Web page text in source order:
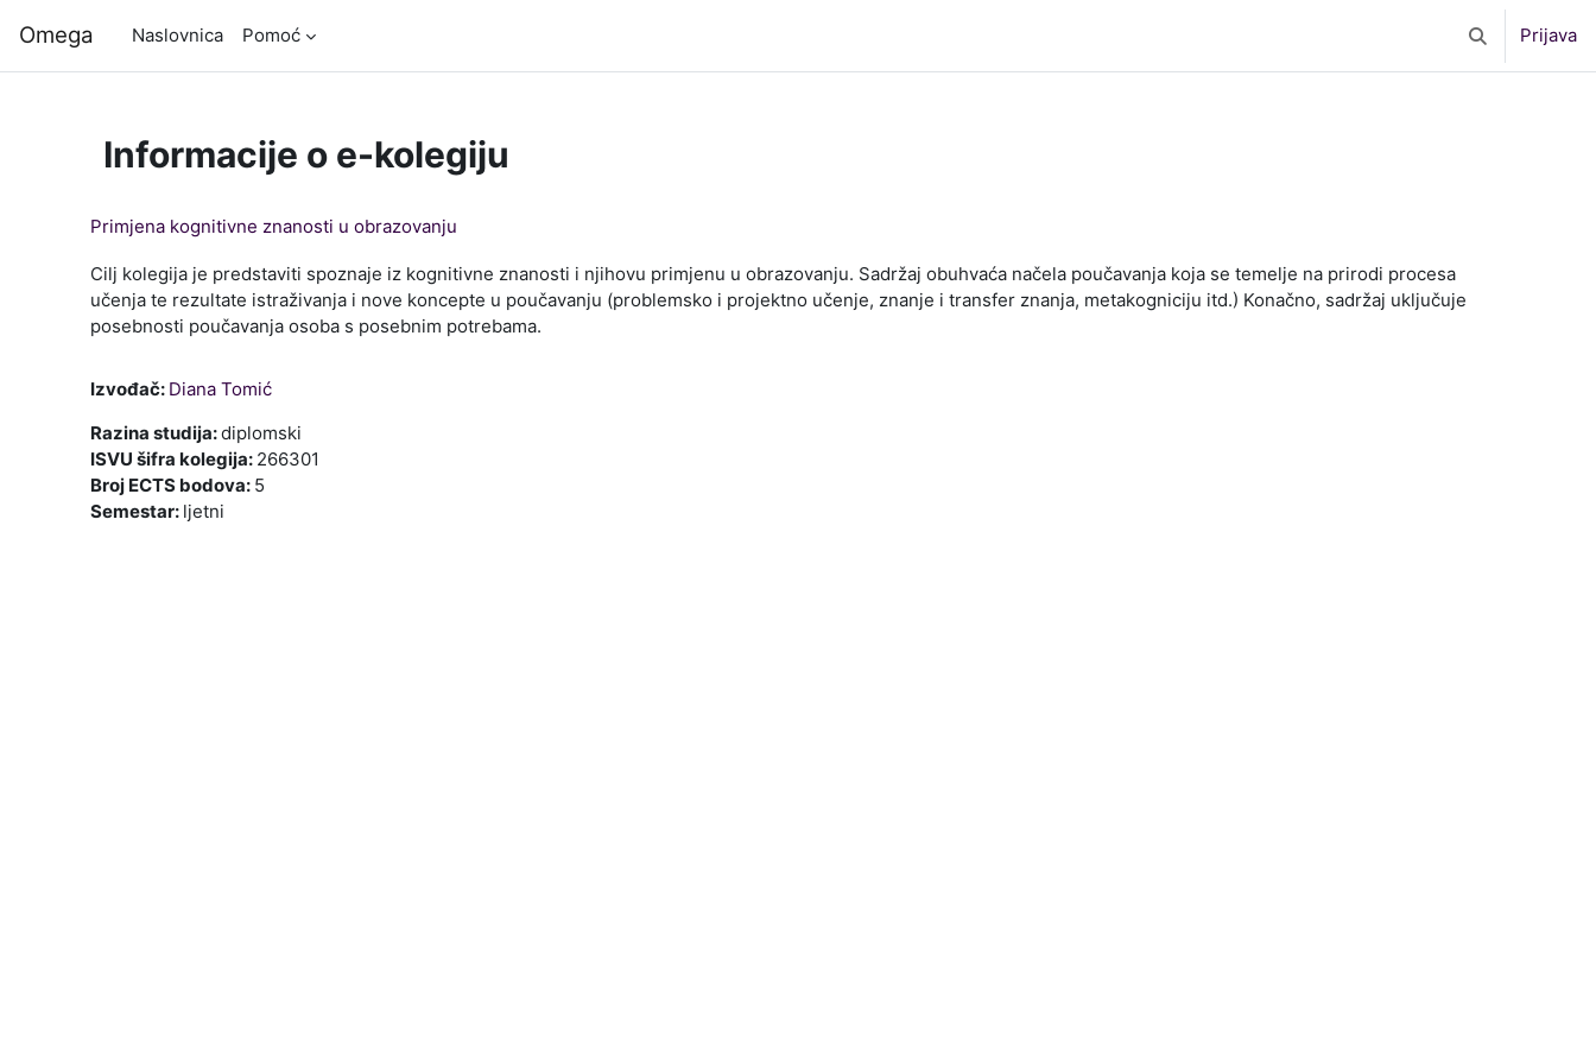
Omega Naslovnica Pomoć Toggle search
Prijava
Informacije o e-kolegiju
Primjena kognitivne znanosti u obrazovanju
Cilj kolegija je predstaviti spoznaje iz kognitivne znanosti i njihovu primjenu u obrazovanju. Sadržaj obuhvaća načela poučavanja koja se temelje na prirodi procesa
učenja te rezultate istraživanja i nove koncepte u poučavanju (problemsko i projektno učenje, znanje i transfer znanja, metakogniciju itd.) Konačno, sadržaj uključuje
posebnosti poučavanja osoba s posebnim potrebama.
Izvođač: Diana Tomić
Razina studija:diplomski
ISVU šifra kolegija: 266301
Broj ECTS bodova: 5
Semestar: ljetni